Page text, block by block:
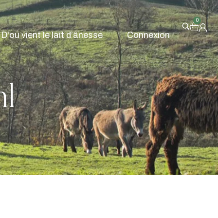
D’ou vient le lait d’ânesse Connexion
0